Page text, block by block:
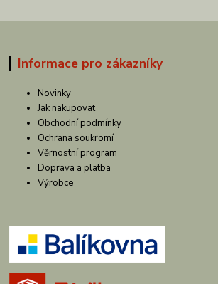
Informace pro zákazníky
Novinky
Jak nakupovat
Obchodní podmínky
Ochrana soukromí
Věrnostní program
Doprava a platba
Výrobce